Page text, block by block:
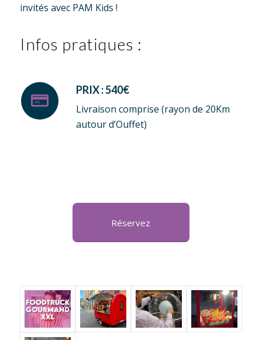
invités avec PAM Kids !
Infos pratiques :
PRIX : 540€
Livraison comprise (rayon de 20Km
autour d’Ouffet)
Réservez